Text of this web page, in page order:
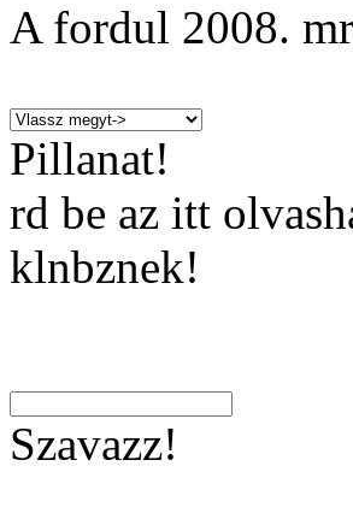
A fordul 2008.
Pillanat!
rd be az itt
klnbznek!
Szavazz!